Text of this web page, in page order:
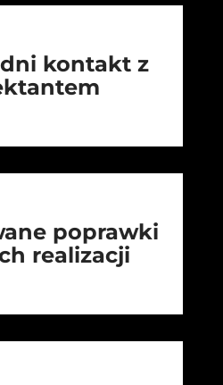
kontakt z
poprawki
realizacji